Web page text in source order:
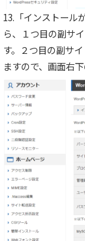
13.「インストール
ら、１つ目の副サ
す。２つ目の副サ
ますので、画面右